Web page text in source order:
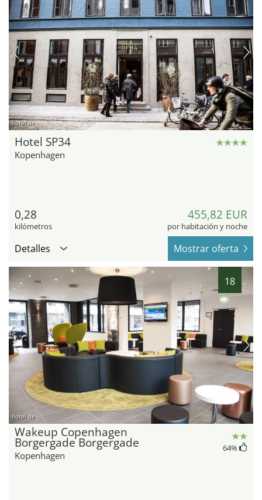
hotel.de
Hotel SP34
Kopenhagen
0,28
kilómetros
455,82 EUR
por habitación y noche
Detalles Mostrar oferta
18
hotel.de
Wakeup Copenhagen
Borgergade Borgergade
Kopenhagen
64%